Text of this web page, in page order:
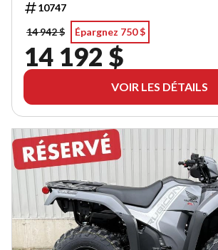
10747
14 942 $
Épargnez 750 $
14 192 $
VOIR LES DÉTAILS